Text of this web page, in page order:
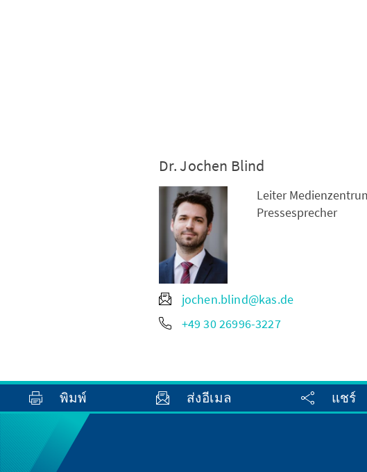
Dr. Jochen Blind
Leiter
Pressesprecher
jochen.blind@kas.de
+49 30 26996-3227
พิมพ์ ส่งอีเมล แชร์